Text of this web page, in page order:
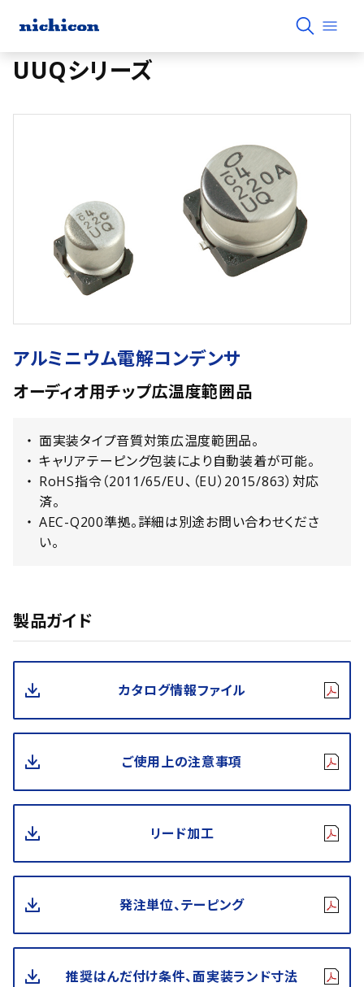
UUQシリーズ
アルミニウム電解コンデンサ
オーディオ用チップ広温度範囲品
面実装タイプ音質対策広温度範囲品。
キャリアテーピング包装により自動装着が可能。
RoHS指令（2011/65/EU、（EU）2015/863）対応
済。
AEC-Q200準拠。詳細は別途お問い合わせくださ
い。
製品ガイド
カタログ情報ファイル
ご使用上の注意事項
リード加工
発注単位、テーピング
推奨はんだ付け条件、面実装ランド寸法